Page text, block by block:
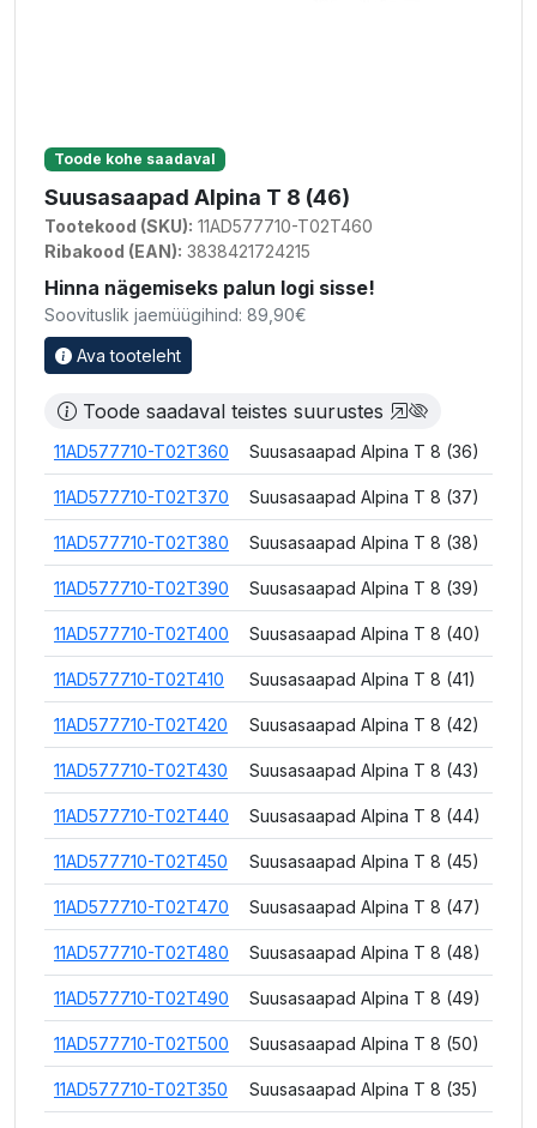
Toode kohe saadaval
Suusasaapad Alpina T 8 (46)
Tootekood (SKU): 11AD577710-T02T460
Ribakood (EAN): 3838421724215
Hinna nägemiseks palun logi sisse!
Soovituslik jaemüügihind: 89,90€
Ava tooteleht
Toode saadaval teistes suurustes
11AD577710-T02T360 Suusasaapad Alpina T 8 (36)
11AD577710-T02T370 Suusasaapad Alpina T 8 (37)
11AD577710-T02T380 Suusasaapad Alpina T 8 (38)
11AD577710-T02T390 Suusasaapad Alpina T 8 (39)
11AD577710-T02T400 Suusasaapad Alpina T 8 (40)
11AD577710-T02T410 Suusasaapad Alpina T 8 (41)
11AD577710-T02T420 Suusasaapad Alpina T 8 (42)
11AD577710-T02T430 Suusasaapad Alpina T 8 (43)
11AD577710-T02T440 Suusasaapad Alpina T 8 (44)
11AD577710-T02T450 Suusasaapad Alpina T 8 (45)
11AD577710-T02T470 Suusasaapad Alpina T 8 (47)
11AD577710-T02T480 Suusasaapad Alpina T 8 (48)
11AD577710-T02T490 Suusasaapad Alpina T 8 (49)
11AD577710-T02T500 Suusasaapad Alpina T 8 (50)
11AD577710-T02T350 Suusasaapad Alpina T 8 (35)